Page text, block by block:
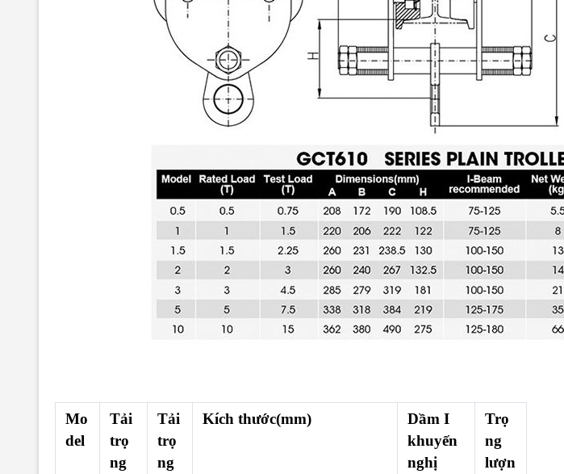
Mo
del
Tải
trọ
ng
Tải
trọ
ng
Kích thước(mm)
Dầm I
khuyến
nghị
Trọ
ng
lượn